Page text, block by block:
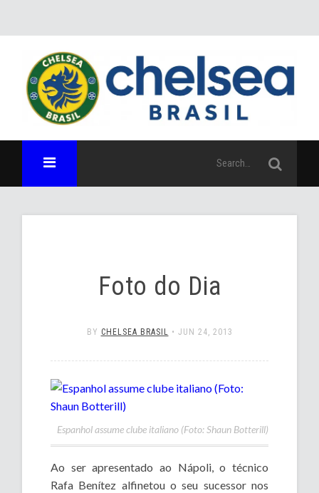
Foto do Dia
BY CHELSEA BRASIL • JUN 24, 2013
Espanhol assume clube italiano (Foto: Shaun Botterill)
Ao ser apresentado ao Nápoli, o técnico
Rafa Benítez alfinetou o seu sucessor nos